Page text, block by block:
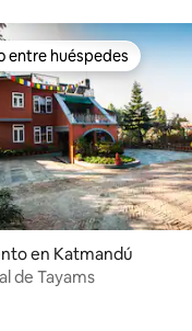
entre huéspedes
entre huéspedes
en Katmandú
de Tayams